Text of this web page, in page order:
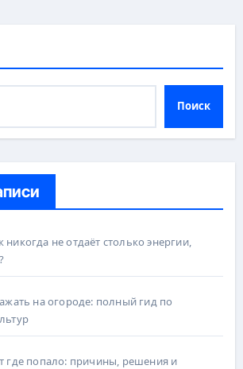
Поиск
не отдаёт столько энергии,
на огороде: полный гид по
где попало: причины, решения и